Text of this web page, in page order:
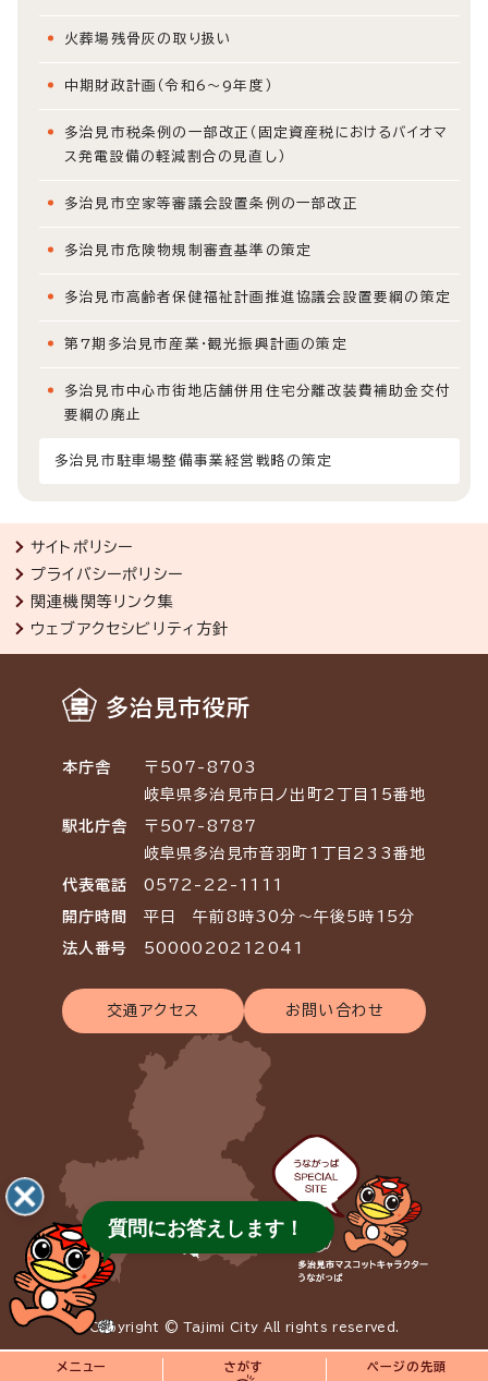
火葬場残骨灰の取り扱い
中期財政計画（令和6～9年度）
多治見市税条例の一部改正（固定資産税におけるバイオマ
ス発電設備の軽減割合の見直し）
多治見市空家等審議会設置条例の一部改正
多治見市危険物規制審査基準の策定
多治見市高齢者保健福祉計画推進協議会設置要綱の策定
第7期多治見市産業・観光振興計画の策定
多治見市中心市街地店舗併用住宅分離改装費補助金交付
要綱の廃止
多治見市駐車場整備事業経営戦略の策定
メニュー さがす ページの先頭
サイトポリシー
プライバシーポリシー
関連機関等リンク集
ウェブアクセシビリティ方針
多治見市役所
本庁舎
〒507-8703
岐阜県多治見市日ノ出町2丁目15番地
駅北庁舎
〒507-8787
岐阜県多治見市音羽町1丁目233番地
代表電話 0572-22-1111
開庁時間 平日 午前8時30分～午後5時15分
法人番号 5000020212041
交通アクセス お問い合わせ
Copyright © Tajimi City All rights reserved.
質問にお答えします！